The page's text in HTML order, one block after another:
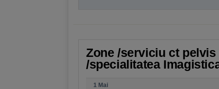
Zone /serviciu ct
/specialitatea
1 Mai